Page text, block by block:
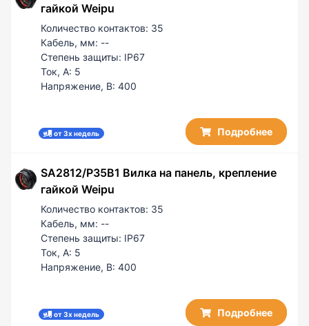
гайкой Weipu
Количество контактов: 35
Кабель, мм: --
Степень защиты: IP67
Ток, А: 5
Напряжение, В:400
от 3х недель Подробнее
SA2812/P35B1 Вилка на панель, крепление
гайкой Weipu
Количество контактов: 35
Кабель, мм: --
Степень защиты: IP67
Ток, А: 5
Напряжение, В:400
от 3х недель Подробнее